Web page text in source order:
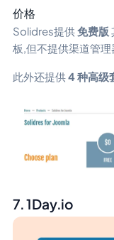
价格
Solidres提供免费版
板,但不提供渠道管理
此外还提供4 种高级
7. 1Day.io